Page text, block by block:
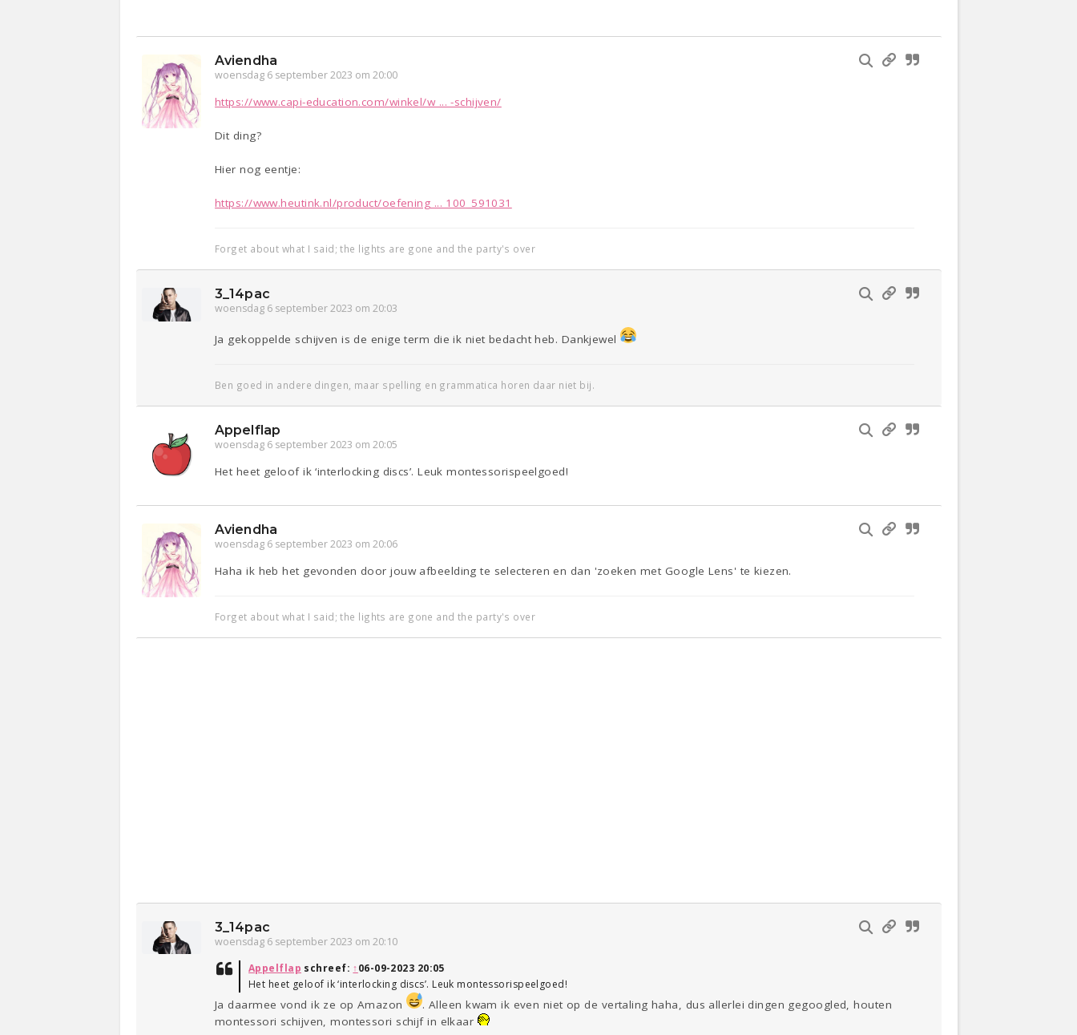
Aviendha
woensdag 6 september 2023 om 20:00
https://www.capi-education.com/winkel/w ... -schijven/
Dit ding?
Hier nog eentje:
https://www.heutink.nl/product/oefening ... 100_591031
Forget about what I said; the lights are gone and the party's over
3_14pac
woensdag 6 september 2023 om 20:03
Ja gekoppelde schijven is de enige term die ik niet bedacht heb. Dankjewel
Ben goed in andere dingen, maar spelling en grammatica horen daar niet bij.
Appelflap
woensdag 6 september 2023 om 20:05
Het heet geloof ik ‘interlocking discs’. Leuk montessorispeelgoed!
Aviendha
woensdag 6 september 2023 om 20:06
Haha ik heb het gevonden door jouw afbeelding te selecteren en dan 'zoeken met Google Lens' te kiezen.
Forget about what I said; the lights are gone and the party's over
3_14pac
woensdag 6 september 2023 om 20:10
Appelflap schreef: ↑06-09-2023 20:05
Het heet geloof ik ‘interlocking discs’. Leuk montessorispeelgoed!
Ja daarmee vond ik ze op Amazon
. Alleen kwam ik even niet op de vertaling haha, dus allerlei dingen gegoogled, houten
montessori schijven, montessori schijf in elkaar